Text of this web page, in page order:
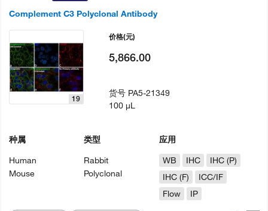
Complement C3 Polyclonal Antibody
19
种属
Human
Mouse
类型
Rabbit
Polyclonal
应用
WB
IHC
IHC (P)
IHC (F)
ICC/IF
Flow
IP
价格(元)
5,866.00
货号 PA5-21349
100 µL